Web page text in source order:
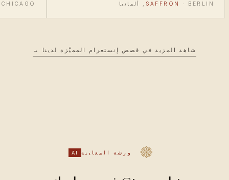
SAFFRON · BERLIN, ألمانيا CHICAGO, الولايات المتحدة
شاهد المزيد في قصص إنستغرام المميَّزة لدينا →
ورشة المعاينة AI